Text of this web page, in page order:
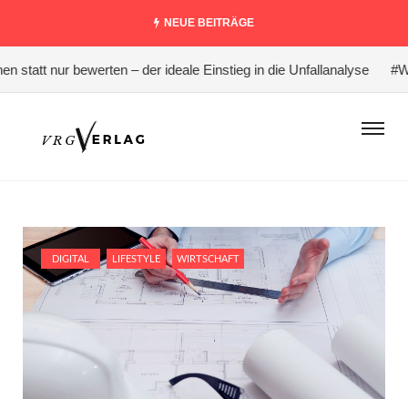
NEUE BEITRÄGE
nur bewerten – der ideale Einstieg in die Unfallanalyse
DIGITAL LIFESTYLE WIRTSCHAFT